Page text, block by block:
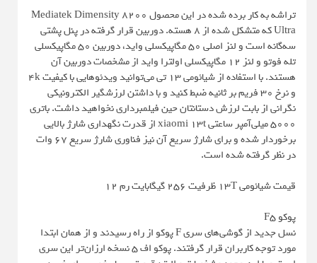
تراشه به کار برده شده در این محصول Mediatek Dimensity 8200
Ultra که متشکل شده از 8 هسته. دوربین قرار گرفته در پنل پشتی
سه‌گانه است و لنز اصلی 50 مگاپیکسلی واید، دوربین 50 مگاپیکسلی
تله فوتو و لنز 12 مگاپیکسلی اولترا واید از مشخصات دوربین آن
هستند. با استفاده از شیائومی 13 تی می‌توانید ویدئوهایی با کیفیت 4k
و نرخ 30 فریم بر ثانیه ضبط کنید و با داشتن لرزشگیر الکترونیکی
نگرانی از بابت لرزش دستانتان حین فیلمبرداری نخواهید داشت. باتری
5000 میلی‌آمپر ساعتی xiaomi 13t از قدرت نگهداری شارژ بالایی
برخوردار شده و برای شارژ سریع آن نیز فناوری شارژ سریع 67 وات
در نظر گرفته شده است.
قیمت شیائومی 13T ظرفیت 256 گیگابایت رم 12
پوکو F5
نسل جدید از گوشی‌های سری F پوکو از راه رسیدند و از همان ابتدا
مورد توجه کاربران قرار گرفتند. پوکو اف 5 نسخه ارزان‌تر این سری